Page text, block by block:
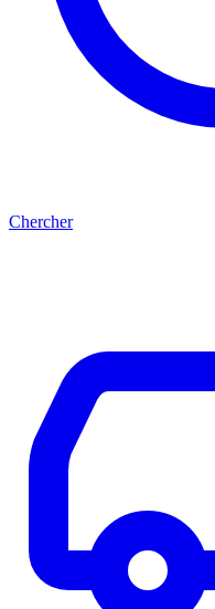
Chercher